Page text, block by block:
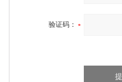
验证码：